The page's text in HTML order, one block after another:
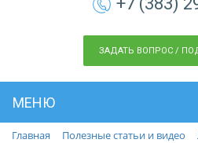
ЗАДАТЬ ВОПРОС /
МЕНЮ
Главная
Полезные статьи и видео